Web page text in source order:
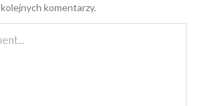
kolejnych komentarzy.